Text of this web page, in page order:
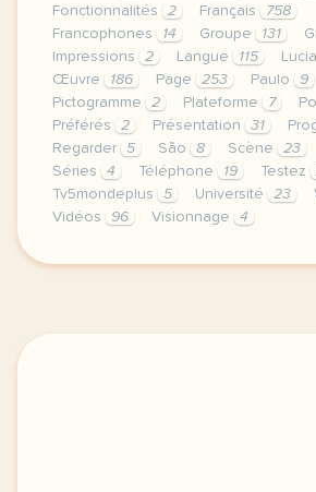
Fonctionnalités
2 Français
758
Francophones
14 Groupe 131
Impressions
2 Langue 115 Lucia
Œuvre
186 Page 253 Paulo
9
Pictogramme
2 Plateforme 7
Préférés
2 Présentation 31
Regarder
5 São 8 Scène 23
Séries
4 Téléphone 19 Testez
Tv5mondeplus
5 Université 23
Vidéos
96 Visionnage 4
continuer sans accepter le